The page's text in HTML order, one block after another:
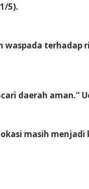
5).
waspada terhadap
daerah aman.”
masih